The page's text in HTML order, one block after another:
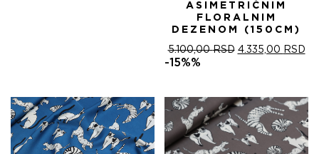
ASIMETRIČNIM
FLORALNIM
DEZENOM (150CM)
5.100,00RSD ОРИГИНАЛНА
5.100,00 RSD.
4.335,00 RSD
-15%%